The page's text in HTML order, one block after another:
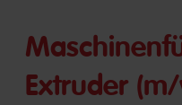
Extruder